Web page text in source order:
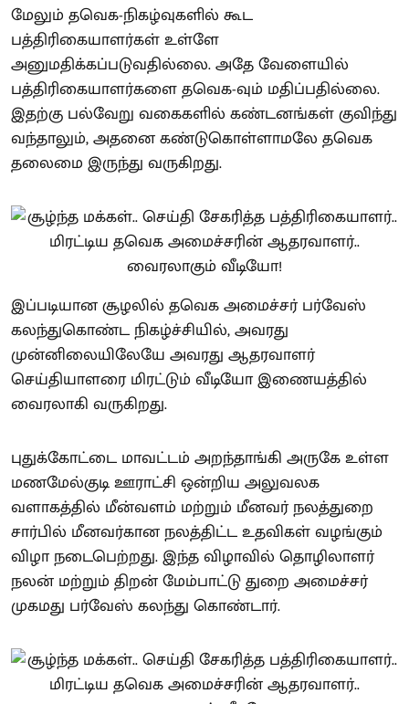
மேலும் தவெக-நிகழ்வுகளில் கூட
பத்திரிகையாளர்கள் உள்ளே
அனுமதிக்கப்படுவதில்லை. அதே வேளையில்
பத்திரிகையாளர்களை தவெக-வும் மதிப்பதில்லை.
இதற்கு பல்வேறு வகைகளில் கண்டனங்கள் குவிந்து
வந்தாலும், அதனை கண்டுகொள்ளாமலே தவெக
தலைமை இருந்து வருகிறது.
இப்படியான சூழலில் தவெக அமைச்சர் பர்வேஸ்
கலந்துகொண்ட நிகழ்ச்சியில், அவரது
முன்னிலையிலேயே அவரது ஆதரவாளர்
செய்தியாளரை மிரட்டும் வீடியோ இணையத்தில்
வைரலாகி வருகிறது.
புதுக்கோட்டை மாவட்டம் அறந்தாங்கி அருகே உள்ள
மணமேல்குடி ஊராட்சி ஒன்றிய அலுவலக
வளாகத்தில் மீன்வளம் மற்றும் மீனவர் நலத்துறை
சார்பில் மீனவர்கான நலத்திட்ட உதவிகள் வழங்கும்
விழா நடைபெற்றது. இந்த விழாவில் தொழிலாளர்
நலன் மற்றும் திறன் மேம்பாட்டு துறை அமைச்சர்
முகமது பர்வேஸ் கலந்து கொண்டார்.